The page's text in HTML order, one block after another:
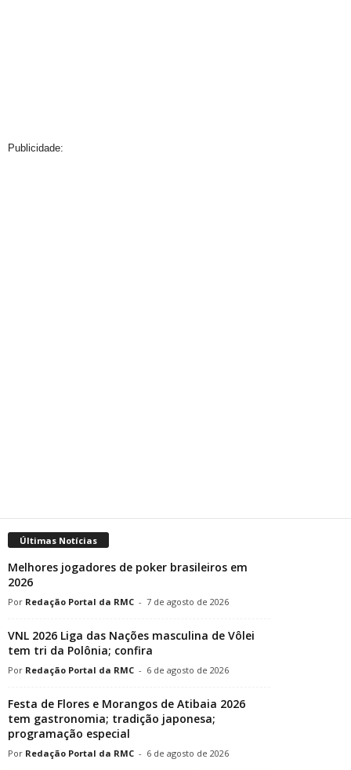
Publicidade:
Últimas Notícias
Melhores jogadores de poker brasileiros em
2026
Redação Portal da RMC - 7 de agosto de 2026
VNL 2026 Liga das Nações masculina de Vôlei
tem tri da Polônia; confira
Redação Portal da RMC - 6 de agosto de 2026
Festa de Flores e Morangos de Atibaia 2026
tem gastronomia; tradição japonesa;
programação especial
Redação Portal da RMC - 6 de agosto de 2026